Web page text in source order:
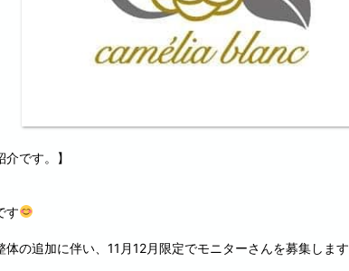
です。】
す
体の追加に伴い、11月12月限定でモニターさんを募集します